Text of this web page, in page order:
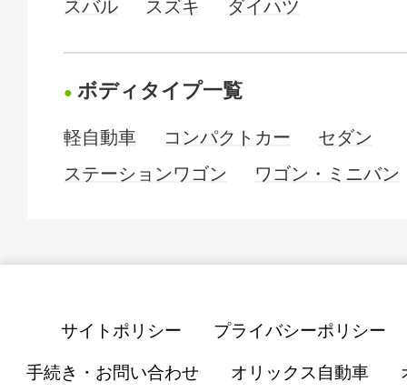
スバル
スズキ ダイハツ
ボディタイプ一覧
軽自動車 コンパクトカー
セダン
ステーションワゴン
ワゴン・ミニバン
サイトポリシー プライバシーポリシー
手続き・お問い合わせ オリックス自動車